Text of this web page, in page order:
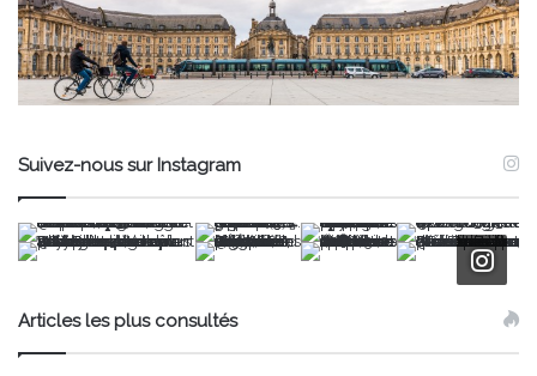
Suivez-nous sur Instagram
Articles les plus consultés